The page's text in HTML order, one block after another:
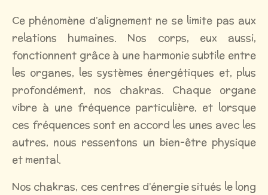
Ce phénomène d’alignement ne se limite pas aux
relations humaines. Nos corps, eux aussi,
fonctionnent grâce à une harmonie subtile entre
les organes, les systèmes énergétiques et, plus
profondément, nos chakras. Chaque organe
vibre à une fréquence particulière, et lorsque
ces fréquences sont en accord les unes avec les
autres, nous ressentons un bien-être physique
et mental.
Nos chakras, ces centres d’énergie situés le long